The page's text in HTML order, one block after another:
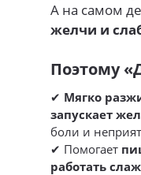
А на самом
желчи и
Поэтому
✔ Мягко
запускает
боли и
✔ Помогает
работать